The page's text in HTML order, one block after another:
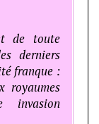
de toute
derniers
franque :
royaumes
invasion